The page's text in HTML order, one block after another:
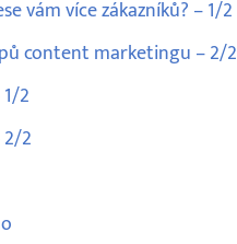
vám více zákazníků? – 1/2
content marketingu – 2/2
2
2